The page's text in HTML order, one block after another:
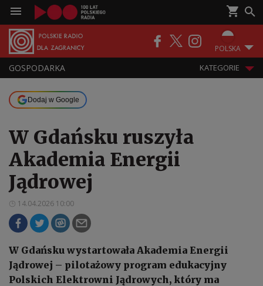
POLSKA
GOSPODARKA KATEGORIE
Dodaj w Google
W Gdańsku ruszyła
Akademia Energii
Jądrowej
14.04.2026 10:00
W Gdańsku wystartowała Akademia Energii
Jądrowej – pilotażowy program edukacyjny
Polskich Elektrowni Jądrowych, który ma